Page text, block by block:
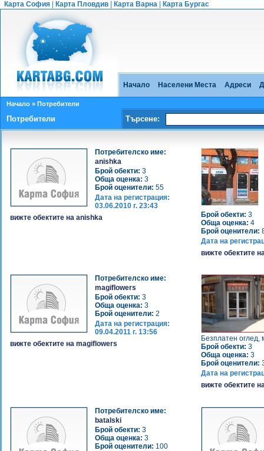
Карта София Карта Пловдив Карта Варна Карта Бургас
Начало Населени Места Адреси
Начало » Потребители
Потребители Търсене:
Потребителско име:
anishka
Брой обекти: 3
Обща оценка: 3
Брой оценители: 55
Дата на регистрация:
03.06.2010 г. 23:43
вижте обектите на anishka
Брой обекти: 3
Обща оценка: 4
Брой оценители:
Дата на
вижте обектите
Потребителско име:
magiflowers
Брой обекти: 3
Обща оценка: 3
Брой оценители: 2
Дата на регистрация:
09.04.2011 г. 13:56
вижте обектите на magiflowers
Безплатен оглед,
Брой обекти: 3
Обща оценка: 3
Брой оценители:
Дата на
вижте обектите
Потребителско име:
batalski
Брой обекти: 3
Обща оценка: 3
Брой оценители: 100